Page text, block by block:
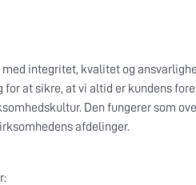
integritet, kvalitet og
at sikre, at vi altid er kundens
Den fungerer som
afdelinger.